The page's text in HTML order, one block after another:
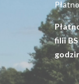
filii